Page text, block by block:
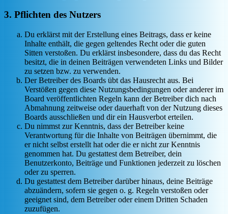
3. Pflichten des Nutzers
Du erklärst mit der Erstellung eines Beitrags, dass er keine
Inhalte enthält, die gegen geltendes Recht oder die guten
Sitten verstoßen. Du erklärst insbesondere, dass du das Recht
besitzt, die in deinen Beiträgen verwendeten Links und Bilder
zu setzen bzw. zu verwenden.
Der Betreiber des Boards übt das Hausrecht aus. Bei
Verstößen gegen diese Nutzungsbedingungen oder anderer im
Board veröffentlichten Regeln kann der Betreiber dich nach
Abmahnung zeitweise oder dauerhaft von der Nutzung dieses
Boards ausschließen und dir ein Hausverbot erteilen.
Du nimmst zur Kenntnis, dass der Betreiber keine
Verantwortung für die Inhalte von Beiträgen übernimmt, die
er nicht selbst erstellt hat oder die er nicht zur Kenntnis
genommen hat. Du gestattest dem Betreiber, dein
Benutzerkonto, Beiträge und Funktionen jederzeit zu löschen
oder zu sperren.
Du gestattest dem Betreiber darüber hinaus, deine Beiträge
abzuändern, sofern sie gegen o. g. Regeln verstoßen oder
geeignet sind, dem Betreiber oder einem Dritten Schaden
zuzufügen.